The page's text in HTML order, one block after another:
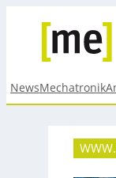
NewsMechatronik